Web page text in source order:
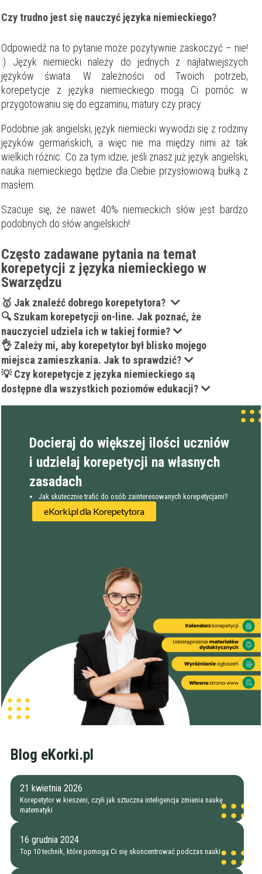
Filtry
Szukaj w promieniu
km
Moja lokalizacja
Maksymalna cena
native speaker
Zakres nauczania
Nauczanie przedszkolne
Szkoła podstawowa
Gimnazjum
Liceum
Przygotowania do matury
Przygotowania do studiów
Studia
Miejsce korepetycji
u ucznia
u korepetytora
online
Wykształcenie
korepetytora
Minimum
Staż korepetytora
Wiek korepetytora od do lat
Czy trudno jest się nauczyć języka niemieckiego?
Odpowiedź na to pytanie może pozytywnie zaskoczyć – nie!
:) Język niemiecki należy do jednych z najłatwiejszych
języków świata. W zależności od Twoich potrzeb,
korepetycje z języka niemieckiego mogą Ci pomóc w
przygotowaniu się do egzaminu, matury czy pracy.
Podobnie jak angielski, język niemiecki wywodzi się z rodziny
języków germańskich, a więc nie ma między nimi aż tak
wielkich różnic. Co za tym idzie, jeśli znasz już język angielski,
nauka niemieckiego będzie dla Ciebie przysłowiową bułką z
masłem.
Szacuje się, że nawet 40% niemieckich słów jest bardzo
podobnych do słów angielskich!
Często zadawane pytania na temat
korepetycji z języka niemieckiego w
Swarzędzu
🥇 Jak znaleźć dobrego korepetytora?
🔍 Szukam korepetycji on-line. Jak poznać, że
nauczyciel udziela ich w takiej formie?
👌 Zależy mi, aby korepetytor był blisko mojego
miejsca zamieszkania. Jak to sprawdzić?
💡 Czy korepetycje z języka niemieckiego są
dostępne dla wszystkich poziomów edukacji?
Docieraj do większej ilości uczniów
i udzielaj korepetycji na własnych
zasadach
Jak skutecznie trafić do osób zainteresowanych korepetycjami?
eKorki.pl dla Korepetytora
Blog eKorki.pl
21 kwietnia 2026
Korepetytor w kieszeni, czyli jak sztuczna inteligencja zmienia naukę
matematyki
16 grudnia 2024
Top 10 technik, które pomogą Ci się skoncentrować podczas nauki